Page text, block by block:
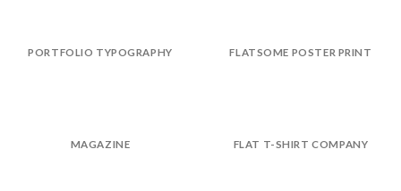
PORTFOLIO TYPOGRAPHY FLATSOME POSTER PRINT
MAGAZINE FLAT T-SHIRT COMPANY